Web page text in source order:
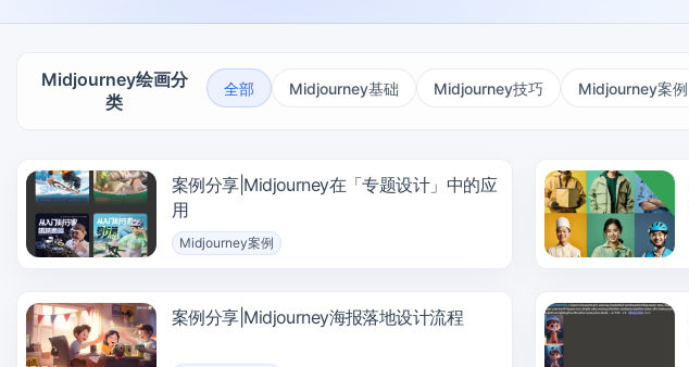
Midjourney绘画分
类
全部 Midjourney基础 Midjourney技巧 Midjourney案例
案例分享|Midjourney在「专题设计」中的应
用
Midjourney案例
案例分享|Midjourney海报落地设计流程